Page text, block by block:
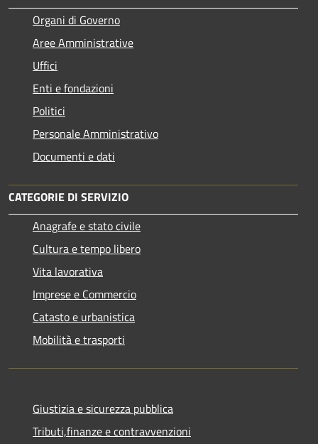
Organi di Governo
Aree Amministrative
Uffici
Enti e fondazioni
Politici
Personale Amministrativo
Documenti e dati
CATEGORIE DI SERVIZIO
Anagrafe e stato civile
Cultura e tempo libero
Vita lavorativa
Imprese e Commercio
Catasto e urbanistica
Mobilità e trasporti
Giustizia e sicurezza pubblica
Tributi,finanze e contravvenzioni